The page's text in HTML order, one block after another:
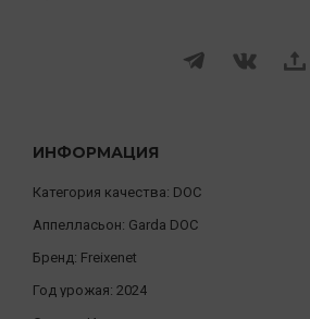
ИНФОРМАЦИЯ
Категория качества: DOC
Аппелласьон: Garda DOC
Бренд: Freixenet
Год урожая: 2024